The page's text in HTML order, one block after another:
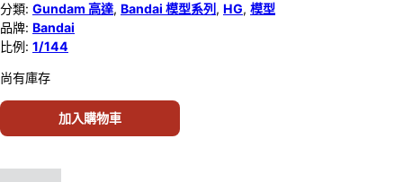
分類: Gundam 高達, Bandai 模型系列 , HG, 模型
品牌: Bandai
比例: 1/144
尚有庫存
加入購物車